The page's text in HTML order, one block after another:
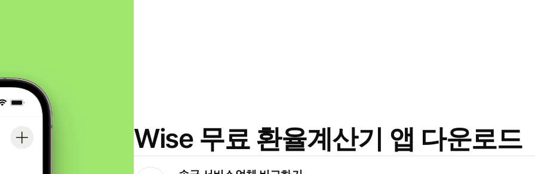
Wise 무료 환율계산기 앱 다운로드